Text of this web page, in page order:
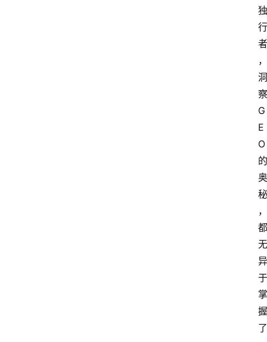
独
行
者
，
洞
察
G
E
O
的
奥
秘
，
都
无
异
于
掌
握
了